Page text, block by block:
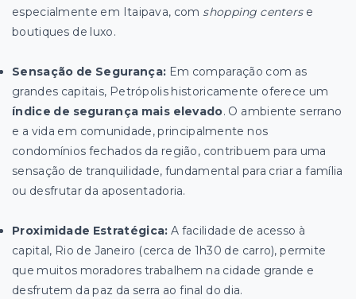
especialmente em Itaipava, com shopping centerse
boutiques de luxo.
Sensação de Segurança: Em comparação com as
grandes capitais, Petrópolis historicamente oferece um
índice de segurança mais elevado. O ambiente serrano
e a vida em comunidade, principalmente nos
condomínios fechados da região, contribuem para uma
sensação de tranquilidade, fundamental para criar a família
ou desfrutar da aposentadoria.
Proximidade Estratégica: A facilidade de acesso à
capital, Rio de Janeiro (cerca de 1h30 de carro), permite
que muitos moradores trabalhem na cidade grande e
desfrutem da paz da serra ao final do dia.